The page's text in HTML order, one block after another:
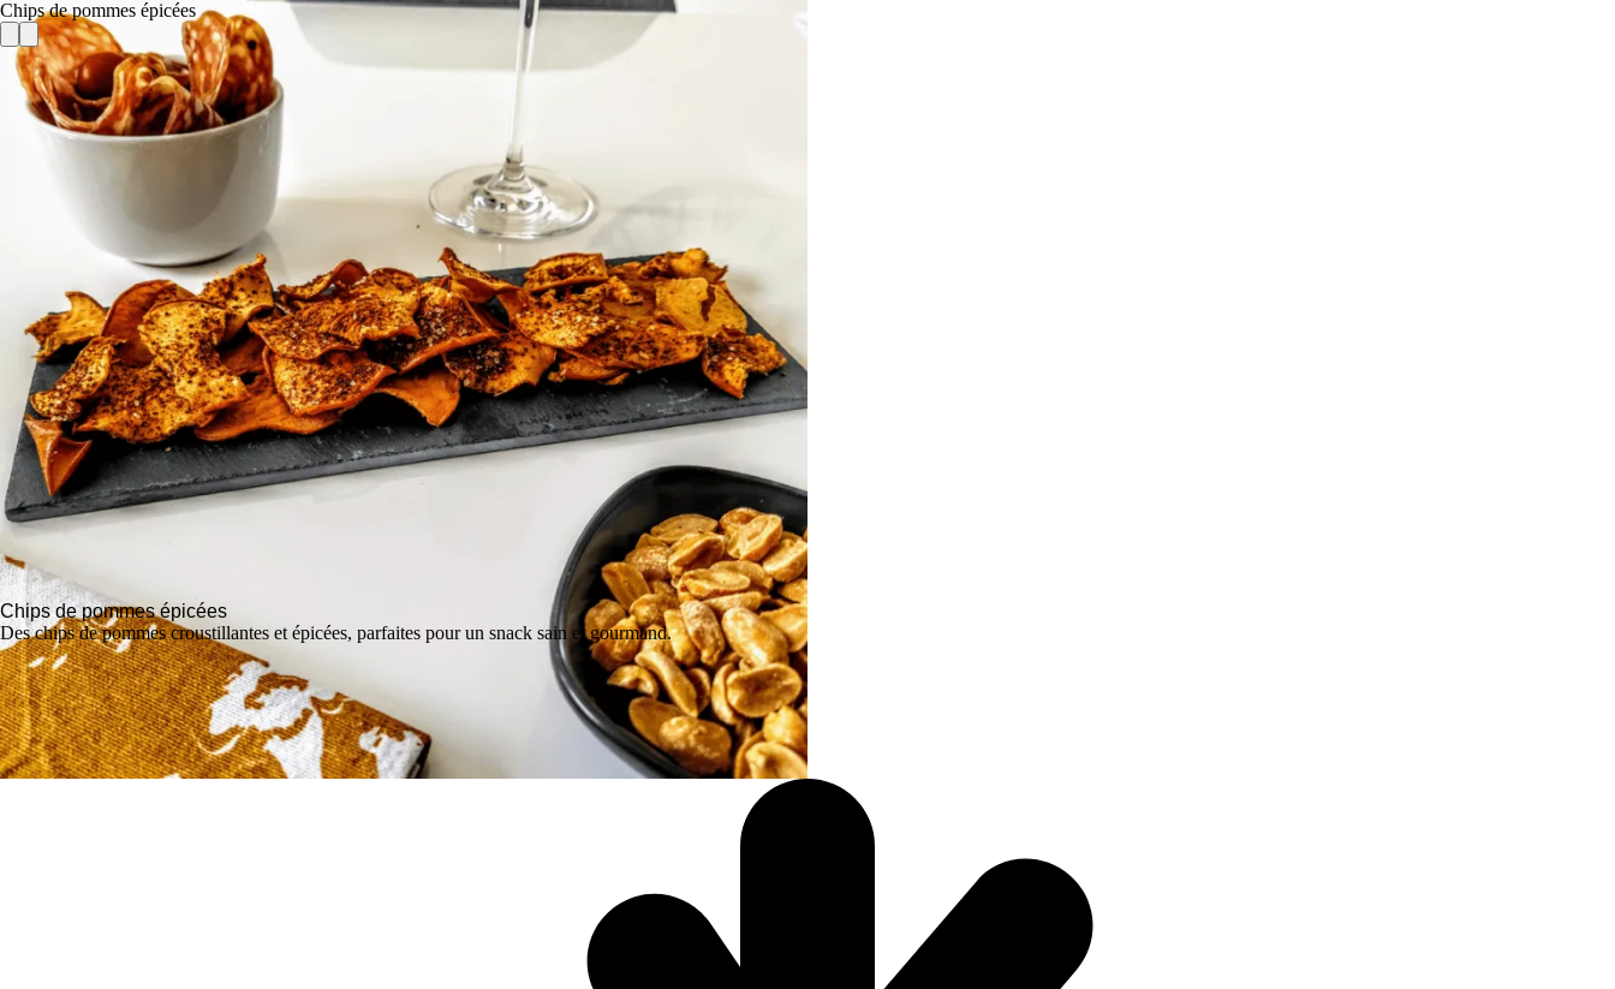
Chips de pommes épicées
Chips de pommes épicées
Des chips de pommes croustillantes et épicées, parfaites pour un snack sain et gourmand.